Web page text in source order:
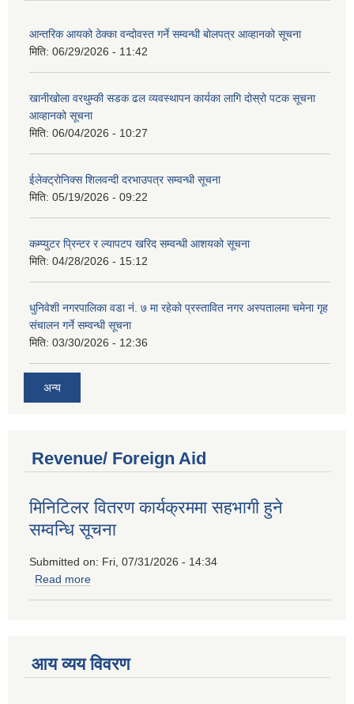
आन्तरिक आयको ठेक्‍का वन्दोवस्त गर्ने सम्वन्धी बोलपत्र आव्हानको सूचना
मिति: 06/29/2026 - 11:42
खानीखोला वरथुम्की सडक ढल व्यवस्थापन कार्यका लागि दोस्रो पटक सूचना
आव्हानको सूचना
मिति: 06/04/2026 - 10:27
ईलेक्ट्रोनिक्स शिलवन्दी दरभाउपत्र सम्वन्धी सूचना
मिति: 05/19/2026 - 09:22
कम्प्युटर प्रिन्टर र ल्यापटप खरिद सम्वन्धी आशयको सूचना
मिति: 04/28/2026 - 15:12
धुनिवेशी नगरपालिका वडा नं. ७ मा रहेको प्रस्तावित नगर अस्पतालमा चमेना गृह
संचालन गर्ने सम्वन्धी सूचना
मिति: 03/30/2026 - 12:36
अन्य
Revenue/ Foreign Aid
मिनिटिलर वितरण कार्यक्रममा सहभागी हुने
सम्वन्धि सूचना
Submitted on: Fri, 07/31/2026 - 14:34
Read more
आय व्यय विवरण